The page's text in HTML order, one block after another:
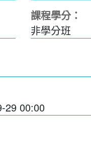
課程學分：
非學分班
29 00:00